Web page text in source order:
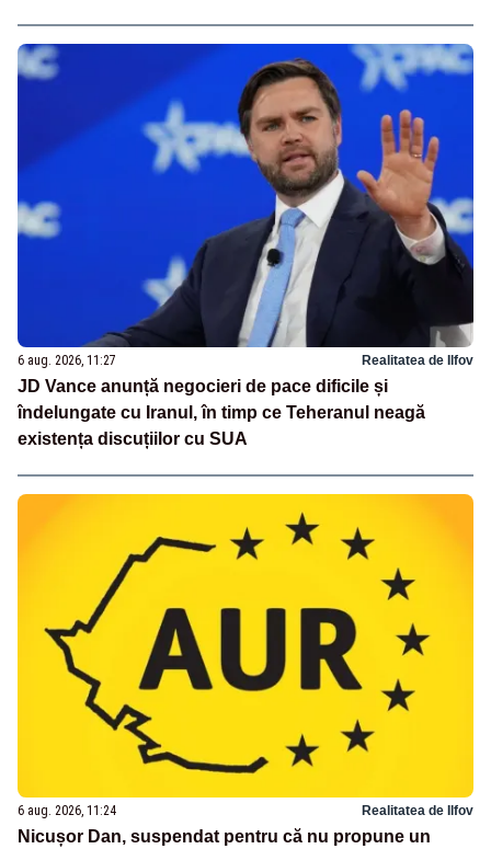
6 aug. 2026, 11:27 Realitatea de Ilfov
JD Vance anunță negocieri de pace dificile și
îndelungate cu Iranul, în timp ce Teheranul neagă
existența discuțiilor cu SUA
6 aug. 2026, 11:24 Realitatea de Ilfov
Nicușor Dan, suspendat pentru că nu propune un